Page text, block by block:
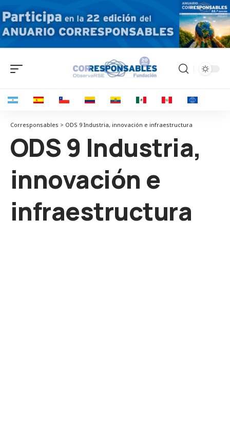
Corresponsables > ODS 9 Industria, innovación e infraestructura
ODS 9 Industria,
innovación e
infraestructura